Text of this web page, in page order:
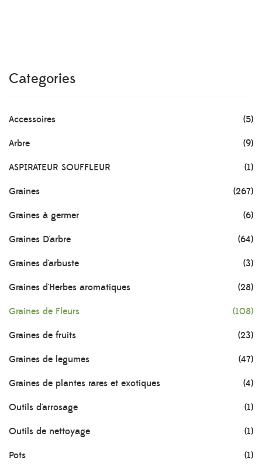
Categories
Accessoires (5)
Arbre (9)
ASPIRATEUR SOUFFLEUR (1)
Graines (267)
Graines à germer (6)
Graines D'arbre (64)
Graines d'arbuste (3)
Graines d'Herbes aromatiques (28)
Graines de Fleurs (108)
Graines de fruits (23)
Graines de legumes (47)
Graines de plantes rares et exotiques (4)
Outils d'arrosage (1)
Outils de nettoyage (1)
Pots (1)